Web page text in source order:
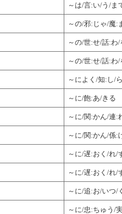
～は/言:い/う/ま
～の/邪:じゃ/魔:
～の/世:せ/話:わ
～の/世:せ/話:わ/
～によく/知:し/
～に/飽:あ/きる
～に/関:かん/連:
～に/関:かん/係:
～に/遅:おく/れ/
～に/遅:おく/れ/
～に/追:お/いつ/
～に/忠:ちゅう/